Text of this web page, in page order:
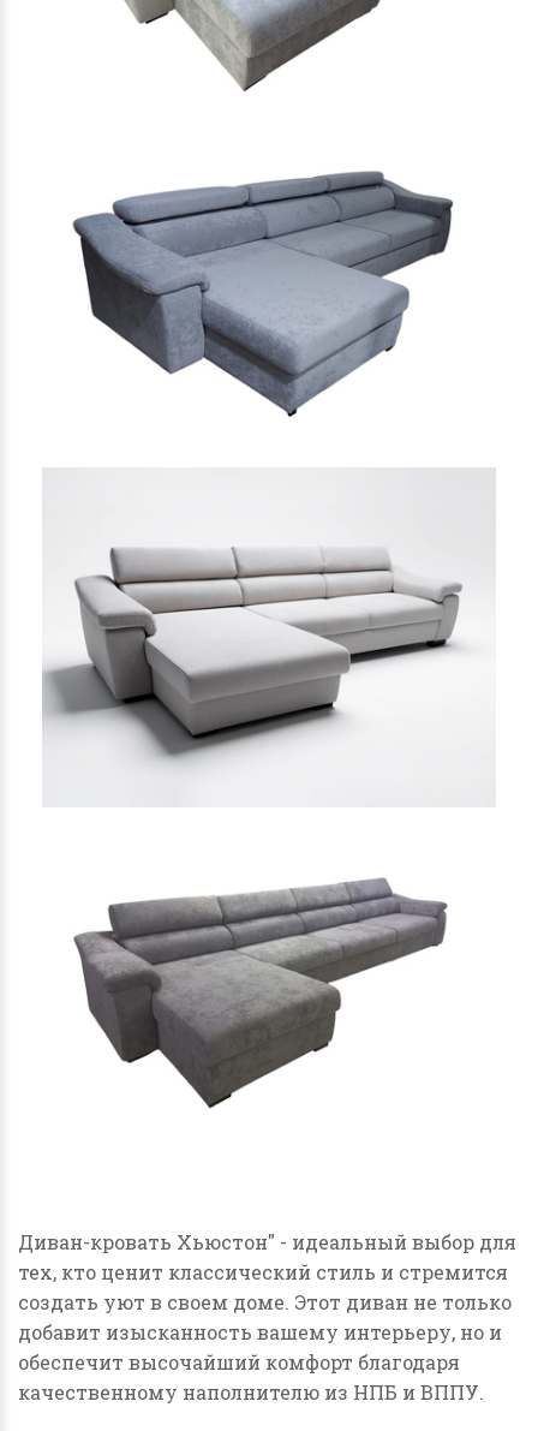
Диван-кровать Хьюстон" - идеальный выбор для
тех, кто ценит классический стиль и стремится
создать уют в своем доме. Этот диван не только
добавит изысканность вашему интерьеру, но и
обеспечит высочайший комфорт благодаря
качественному наполнителю из НПБ и ВППУ.